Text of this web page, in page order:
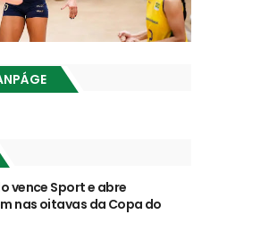
vence Sport e abre
nas oitavas da Copa do